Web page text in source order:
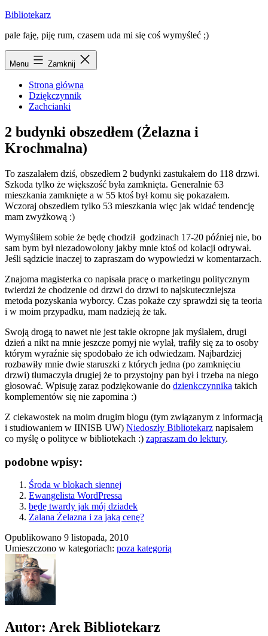
Przejdź
treści
Bibliotekarz
pale faję, piję rum, czasem uda mi się coś wymyśleć ;)
Menu Zamknij
Strona główna
Dziękczynnik
Zachcianki
2 budynki obszedłem (Żelazna i
Krochmalna)
To zaszalałem dziś, obszedłem 2 budynki zastukałem do 118 drzwi.
Szkoda tylko że większość była zamknięta. Generalnie 63
mieszkania zamknięte a w 55 ktoś był komu się pokazałem.
Wczoraj obszedłem tylko 53 mieszkania więc jak widać tendencję
mam zwyżkową :)
Wymyśliłem sobie że będę chodził godzinach 17-20 później nie, bo
sam bym był niezadowolony jakby mnie ktoś od kolacji odrywał.
Jeśli sądzicie inaczej to zapraszam do wypowiedzi w komentarzach.
Znajoma magisterka co napisała pracę o marketingu politycznym
twierdzi że chodzenie od drzwi do drzwi to najskuteczniejsza
metoda pozyskania wyborcy. Czas pokaże czy sprawdzi się ta teoria
i w moim przypadku, mam nadzieją że tak.
Swoją drogą to nawet nie jest takie okropne jak myślałem, drugi
dzień a nikt na mnie jeszcze pomyj nie wylał, trafiły się za to osoby
którym wyraźnie się spodobało że ich odwiedzam. Najbardziej
rozbawiły mnie dwie staruszki z których jedna (po zamknięciu
drzwi) tłumaczyła drugiej że to przystojny pan był i trzeba na niego
głosować. Wpisuję zaraz podziękowanie do dzienkczynnika takich
komplementów się nie zapomina :)
Z ciekawostek na moim drugim blogu (tym związanym z informacją
i studiowaniem w IINISB UW) Niedoszły Bibliotekarz napisałem
co myślę o polityce w bibliotekach :) zapraszam do lektury.
podobne wpisy:
Środa w blokach siennej
Ewangelista WordPressa
będę twardy jak mój dziadek
Zalana Żelazna i za jaką cenę?
Opublikowano 9 listopada, 2010
Umieszczono w kategoriach: poza kategorią
Autor: Arek Bibliotekarz